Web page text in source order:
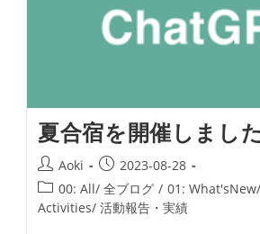
ー
ト
夏合宿を開催しました
投
稿
者:
Aoki
投
稿
公
2023-08-28
投
稿
00: All/ 全ブログ / 01:
Activities/ 活動報告・実績